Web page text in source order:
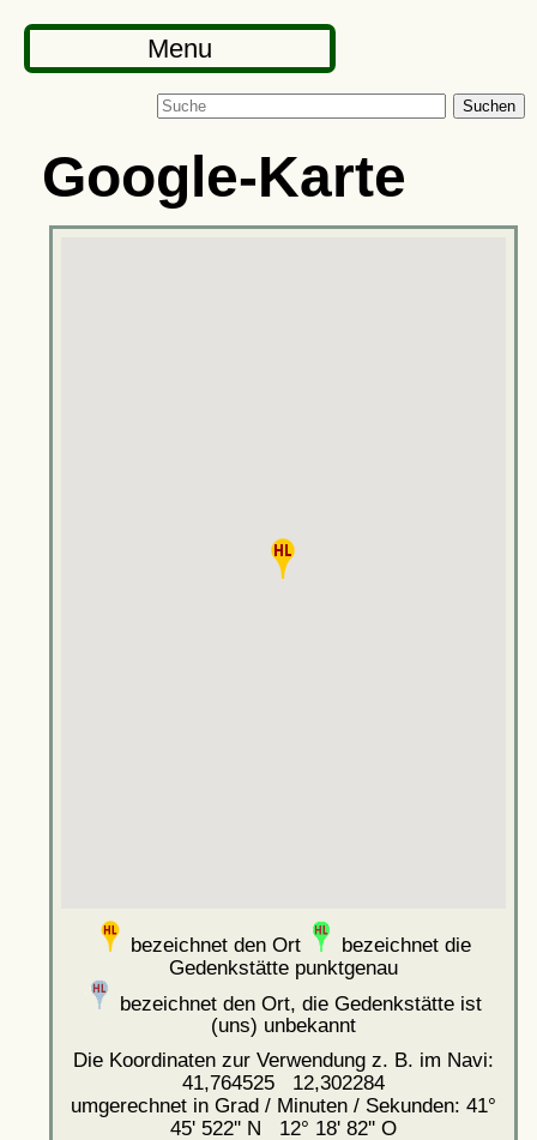
Menu
Suchen
Google-Karte
bezeichnet den Ort
bezeichnet die
Gedenkstätte punktgenau
bezeichnet den Ort, die Gedenkstätte ist
(uns) unbekannt
Die Koordinaten zur Verwendung z. B. im Navi:
41,764525 12,302284
umgerechnet in Grad / Minuten / Sekunden: 41°
45' 522'' N 12° 18' 82'' O